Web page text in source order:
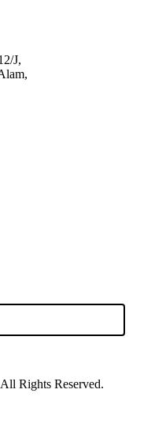
J,
Rights Reserved.